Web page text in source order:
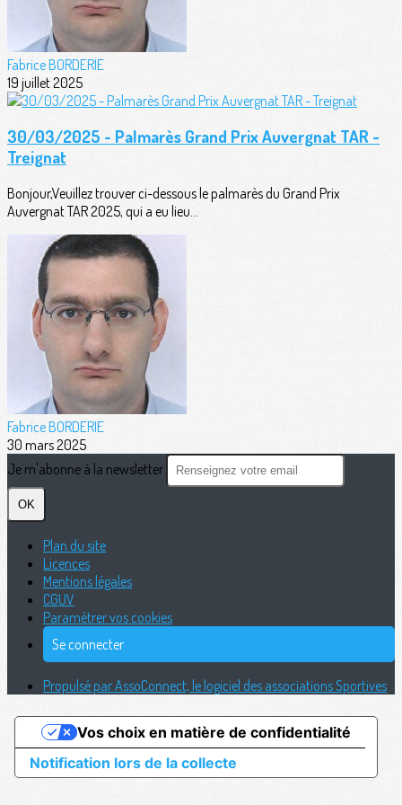
Fabrice BORDERIE
19 juillet 2025
30/03/2025 - Palmarès Grand Prix Auvergnat TAR -
Treignat
Bonjour,Veuillez trouver ci-dessous le palmarès du Grand Prix
Auvergnat TAR 2025, qui a eu lieu...
Fabrice BORDERIE
30 mars 2025
Je m'abonne à la newsletter
OK
Plan du site
Licences
Mentions légales
CGUV
Paramétrer vos cookies
Se connecter
Propulsé par AssoConnect, le logiciel des associations Sportives
Notification lors de la collecte
Vos choix en matière de confidentialité